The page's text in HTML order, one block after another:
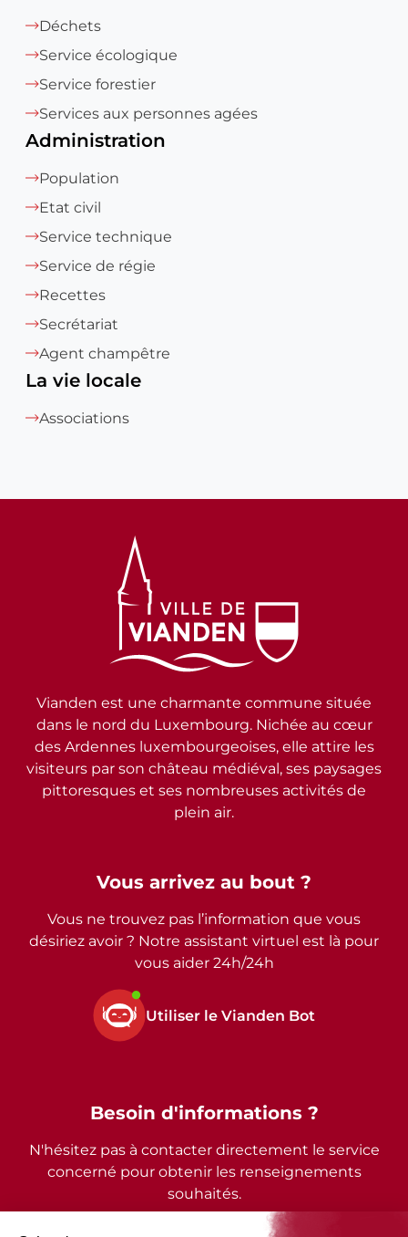
Déchets
Service écologique
Service forestier
Services aux personnes agées
Administration
Population
Etat civil
Service technique
Service de régie
Recettes
Secrétariat
Agent champêtre
La vie locale
Associations
Vous arrivez au bout ?
Vous ne trouvez pas l’information que vous
désiriez avoir ? Notre assistant virtuel est là pour
vous aider 24h/24h
Utiliser le Vianden Bot
Vianden est une charmante commune située
dans le nord du Luxembourg. Nichée au cœur
des Ardennes luxembourgeoises, elle attire les
visiteurs par son château médiéval, ses paysages
pittoresques et ses nombreuses activités de
plein air.
Besoin d'informations ?
N'hésitez pas à contacter directement le service
concerné pour obtenir les renseignements
souhaités.